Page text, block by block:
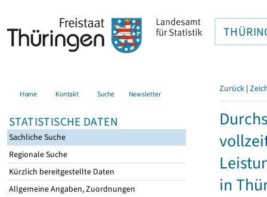
Home Kontakt Suche Newsletter
STATISTISCHE DATEN
Sachliche Suche
Regionale Suche
Kürzlich bereitgestellte Daten
Allgemeine Angaben, Zuordnungen
Zurück |
in